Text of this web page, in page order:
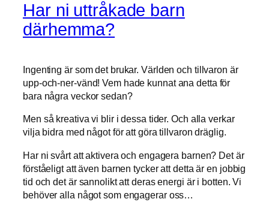
Har ni uttråkade barn
därhemma?
Ingenting är som det brukar. Världen och tillvaron är
upp-och-ner-vänd! Vem hade kunnat ana detta för
bara några veckor sedan?
Men så kreativa vi blir i dessa tider. Och alla verkar
vilja bidra med något för att göra tillvaron dräglig.
Har ni svårt att aktivera och engagera barnen? Det är
förståeligt att även barnen tycker att detta är en jobbig
tid och det är sannolikt att deras energi är i botten. Vi
behöver alla något som engagerar oss…